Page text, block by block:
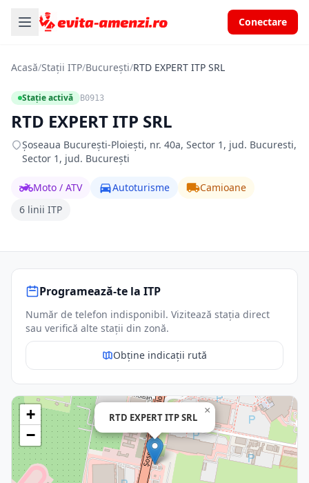
Conectare
Acasă/Stații ITP/București/RTD EXPERT ITP SRL
Stație activă B0913
RTD EXPERT ITP SRL
Șoseaua București-Ploiești, nr. 40a, Sector 1, jud. Bucuresti,
Sector 1, jud. București
Moto / ATV Autoturisme
Camioane
6 linii ITP
Programează-te la ITP
Număr de telefon indisponibil. Vizitează stația direct
sau verifică alte stații din zonă.
Obține indicații rută
RTD EXPERT ITP SRL
×
+
−